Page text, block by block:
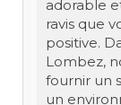
adorable
ravis que
positive.
Lombez,
fournir un
un